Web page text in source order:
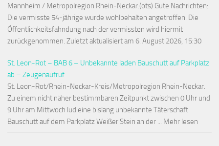
Mannheim / Metropolregion Rhein-Neckar.(ots) Gute Nachrichten:
Die vermisste 54-jährige wurde wohlbehalten angetroffen. Die
Öffentlichkeitsfahndung nach der vermissten wird hiermit
zurückgenommen. Zuletzt aktualisiert am 6. August 2026, 15:30
St. Leon-Rot – BAB 6 – Unbekannte laden Bauschutt auf Parkplatz
ab – Zeugenaufruf
St. Leon-Rot/Rhein-Neckar-Kreis/Metropolregion Rhein-Neckar.
Zu einem nicht näher bestimmbaren Zeitpunkt zwischen 0 Uhr und
9 Uhr am Mittwoch lud eine bislang unbekannte Täterschaft
Bauschutt auf dem Parkplatz Weißer Stein an der ... Mehr lesen